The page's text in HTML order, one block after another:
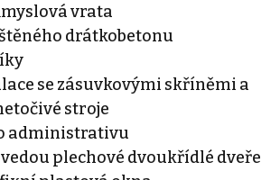
vrata
drátkobetonu
se zásuvkovými skříněmi a
stroje
administrativu
plechové dvoukřídlé dveře